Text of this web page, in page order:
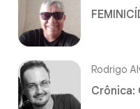
Rodrigo
Crônica: